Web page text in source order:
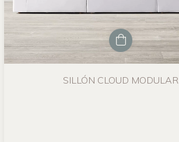
SILLÓN CLOUD MODULAR